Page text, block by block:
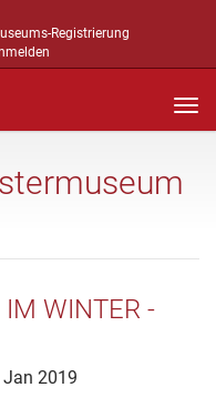
Registrierung
IM WINTER -
Jan 2019